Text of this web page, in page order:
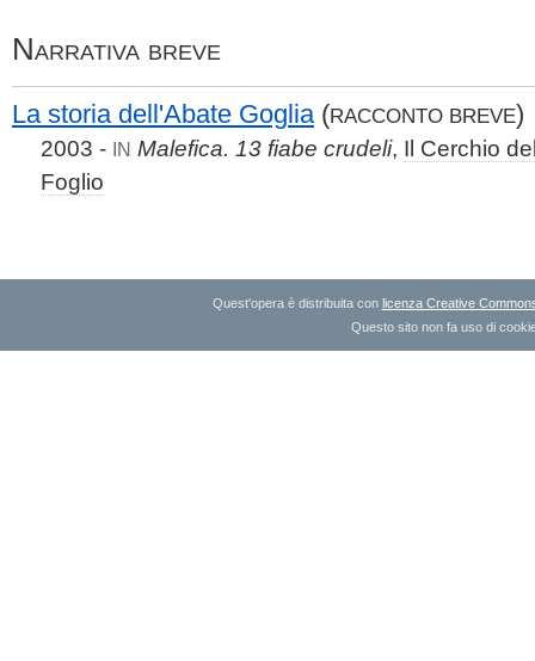
Narrativa breve
La storia dell'Abate Goglia(RACCONTO BREVE)
2003 - IN Malefica. 13 fiabe crudeli, Il Cerchio
Foglio
Quest'opera è distribuita con licenza Creative
Questo sito non fa uso di